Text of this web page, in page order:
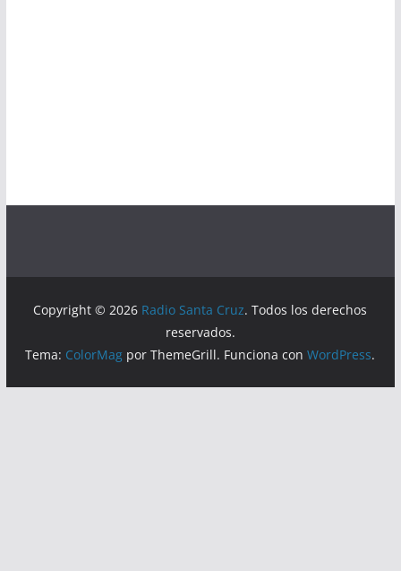
Copyright © 2026 Radio Santa Cruz. Todos los derechos
reservados.
Tema: ColorMag por ThemeGrill. Funciona conWordPress.